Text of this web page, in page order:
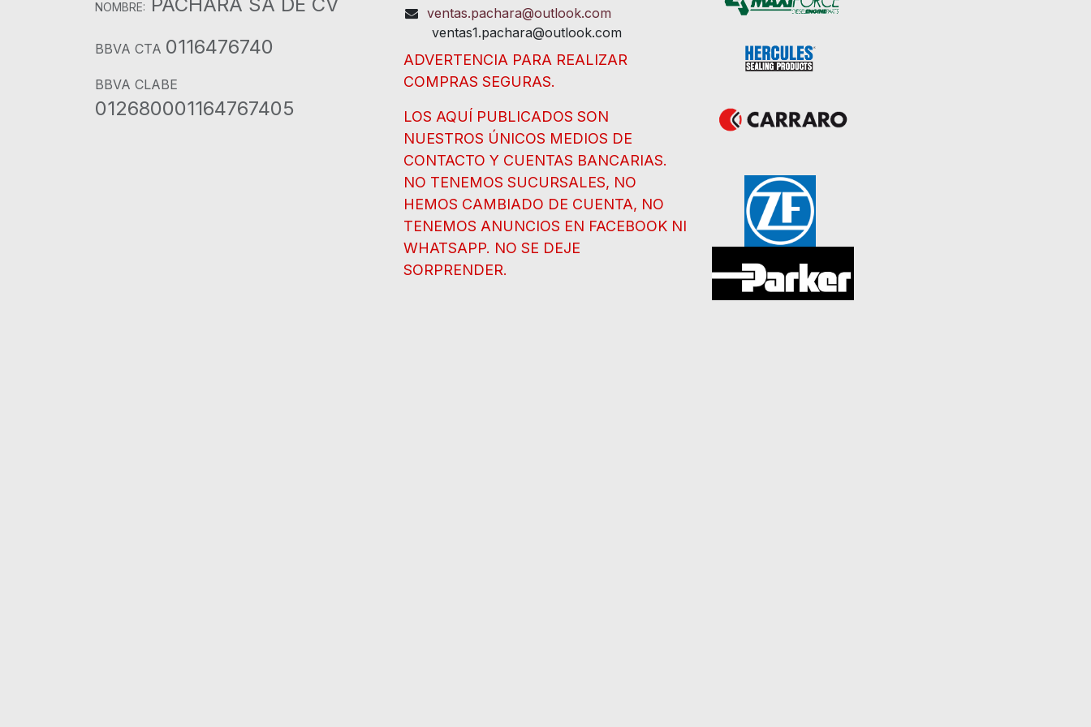
NOMBRE:
BBVA CTA 0116476740
BBVA CLABE
012680001164767405
ventas.pachara@outlook.com
ventas1.pachara@outlook.com
ADVERTENCIA PARA REALIZAR
COMPRAS SEGURAS.
LOS AQUÍ PUBLICADOS SON
NUESTROS ÚNICOS MEDIOS DE
CONTACTO Y CUENTAS BANCARIAS.
NO TENEMOS SUCURSALES, NO
HEMOS CAMBIADO DE CUENTA, NO
TENEMOS ANUNCIOS EN FACEBOOK NI
WHATSAPP. NO SE DEJE
SORPRENDER.